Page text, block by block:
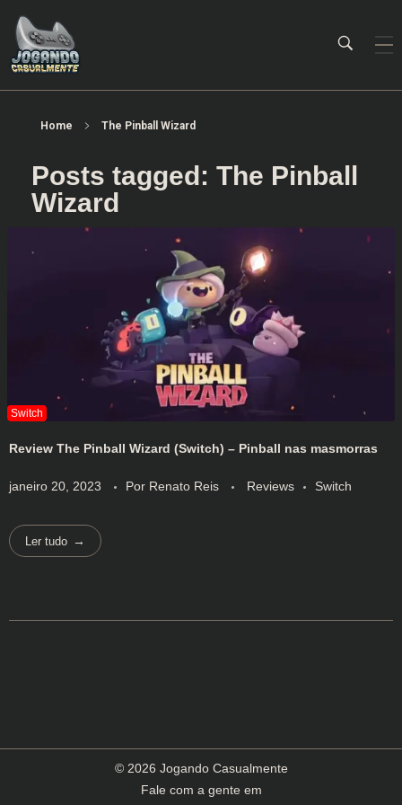
Home The Pinball Wizard
Posts tagged: The Pinball
Wizard
Review The Pinball Wizard (Switch) – Pinball nas masmorras
janeiro 20, 2023 Por Renato Reis Reviews Switch
Ler tudo
© 2026 Jogando Casualmente
Fale com a gente em